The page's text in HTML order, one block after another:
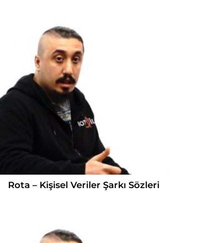
Rota – Kişisel Veriler Şarkı Sözleri